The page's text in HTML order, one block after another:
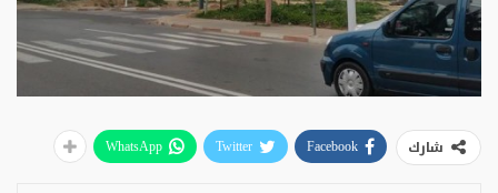
شارك Facebook
Twitter
WhatsApp